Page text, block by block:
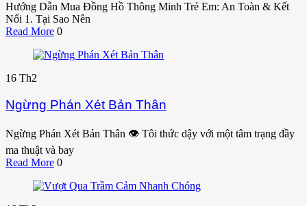
Hướng Dẫn Mua Đồng Hồ Thông Minh Trẻ Em: An Toàn & Kết
Nối 1. Tại Sao Nên
Read More 0
16 Th2
Ngừng Phán Xét Bản Thân
Ngừng Phán Xét Bản Thân 👁️ Tôi thức dậy với một tâm trạng đầy
ma thuật và bay
Read More 0